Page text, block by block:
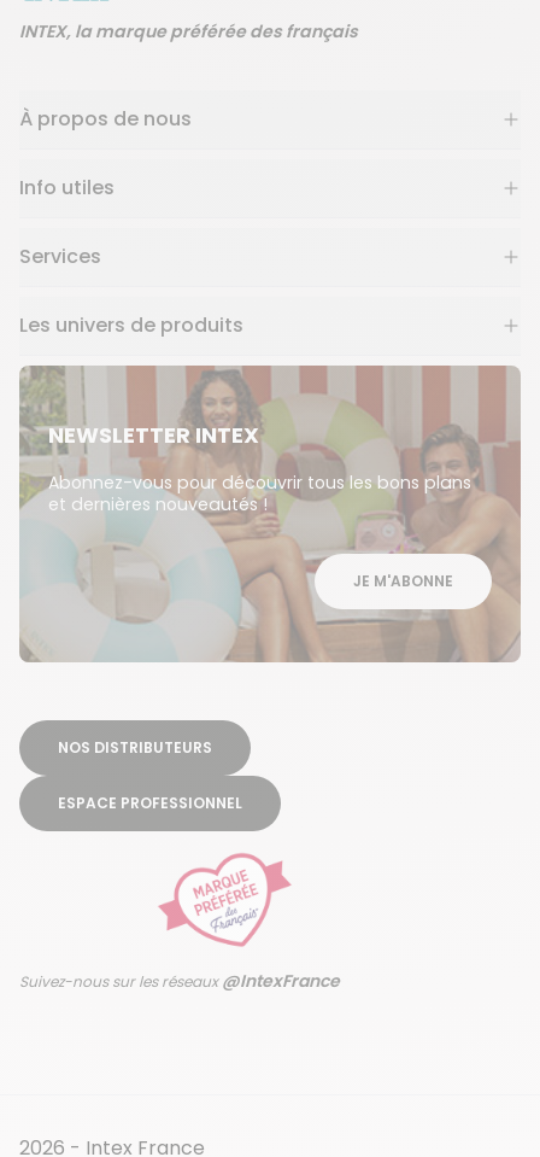
INTEX, la marque préférée des français
À propos de nous
Info utiles
Services
Les univers de produits
NEWSLETTER INTEX
Abonnez-vous pour découvrir tous les bons plans
et dernières nouveautés !
JE M'ABONNE
NOS DISTRIBUTEURS
ESPACE PROFESSIONNEL
Suivez-nous sur les réseaux@IntexFrance
2026 - Intex France